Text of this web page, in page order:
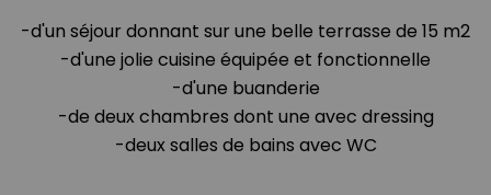
-d'un séjour donnant sur une belle terrasse de 15 m2
-d'une jolie cuisine équipée et fonctionnelle
-d'une buanderie
-de deux chambres dont une avec dressing
-deux salles de bains avec WC